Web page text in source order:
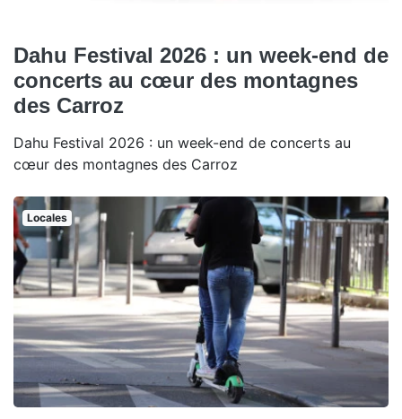
Dahu Festival 2026 : un week-end de
concerts au cœur des montagnes
des Carroz
Dahu Festival 2026 : un week-end de concerts au
cœur des montagnes des Carroz
Locales